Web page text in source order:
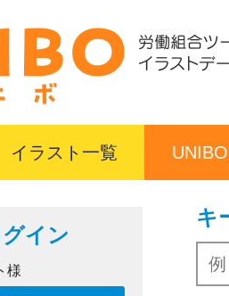
イラスト一覧
キ
イン
様